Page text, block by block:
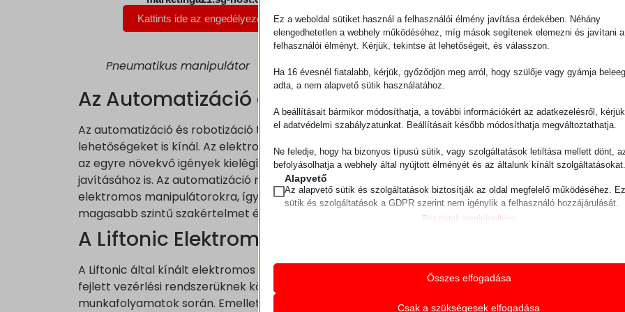
Pneumatikus manipulátor
Az Automatizáció és a Jövő Munkahelyei
Az automatizáció és robotizáció térnyerése új kihívások elé állítja a munkaerőpiacot, ugyanakkor
lehetőségeket is kínál. Az elektromos manipulátorok integrálása a termelési folyamatokba lehetővé
az egyre növekvő igények kielégítését, miközben hozzájárul a munkavállalók munkakörülményeinek
javításához is. Az automatizáció révén a monoton és fizikailag megterhelő feladatokat át lehet
elektromos manipulátorokra, így a dolgozók szabadabb kezet kaphatnak olyan tevékenységekre,
magasabb szintű szakértelmet és kreativitást igényelnek.
A Liftonic Elektromos Manipulátorok Megoldásai
A Liftonic által kínált elektromos manipulátorok kiemelkednek az iparágban. Robusztus
fejlett vezérlési rendszerüknek köszönhetően rendkívül megbízhatóak és hatékonyak a mindennapi
munkafolyamatok során. Emellett a Liftonic elektromos manipulátorok különféle opcionális
Ez a weboldal sütiket használ a felhasználói élmény javítása érdekében. Néhány
elengedhetetlen a webhely működéséhez, míg mások segítenek elemezni és javítani a
felhasználói élményt. Kérjük, tekintse át lehetőségeit, és válasszon.
Ha 16 évesnél fiatalabb, kérjük, győződjön meg arról, hogy szülője vagy gyámja
adta, a nem alapvető sütik használatához.
A beállításait bármikor módosíthatja, a további információkért az adatkezelésről,
el adatvédelmi szabályzatunkat. Beállításait később módosíthatja megváltoztathatja.
Ne feledje, hogy ha bizonyos típusú sütik, vagy szolgáltatások letiltása mellett dönt,
befolyásolhatja a webhely által nyújtott élményét és az általunk kínált szolgáltatásokat.
Alapvető
Az alapvető sütik és szolgáltatások biztosítják az oldal megfelelő működéséhez.
sütik és szolgáltatások a GDPR szerint nem igénylik a felhasználó hozzájárulását.
Részletek megjelenítése
lehetővé teszik számunkra, hogy betekintést nyerjünk abba, hogyan lépnek
Összes elfogadása
Csak a szükségesek elfogadása